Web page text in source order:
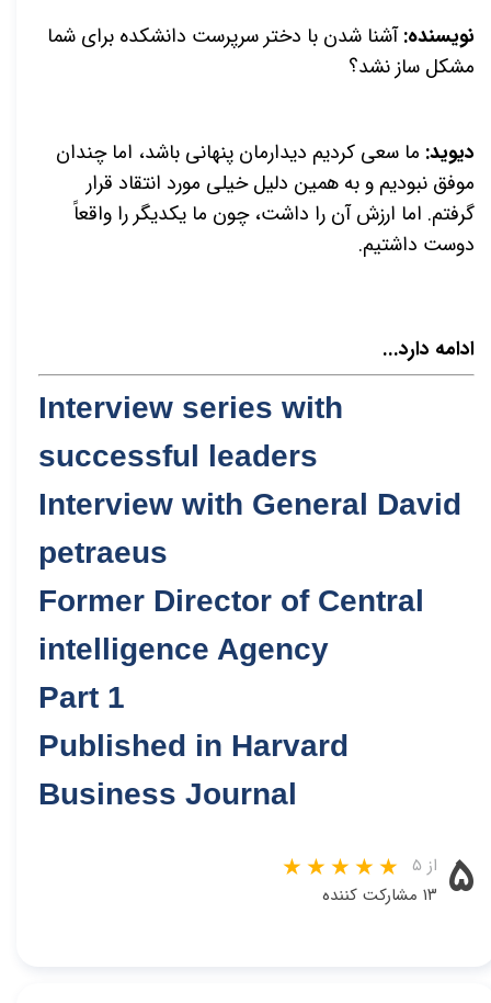
نویسنده:آشنا شدن با دختر سرپرست دانشکده برای شما
مشکل ساز نشد؟
ديويد: ما سعی کردیم دیدارمان پنهانی باشد، اما چندان
موفق نبودیم و به همین دلیل خیلی مورد انتقاد قرار
گرفتم. اما ارزش آن را داشت، چون ما یکدیگر را واقعاً
دوست داشتیم.
ادامه دارد...
Interview series with
successful leaders
Interview with General David
petraeus
Former Director of Central
intelligence Agency
Part 1
Published in Harvard
Business Journal
۵ از ۵
۱۳ مشارکت کننده